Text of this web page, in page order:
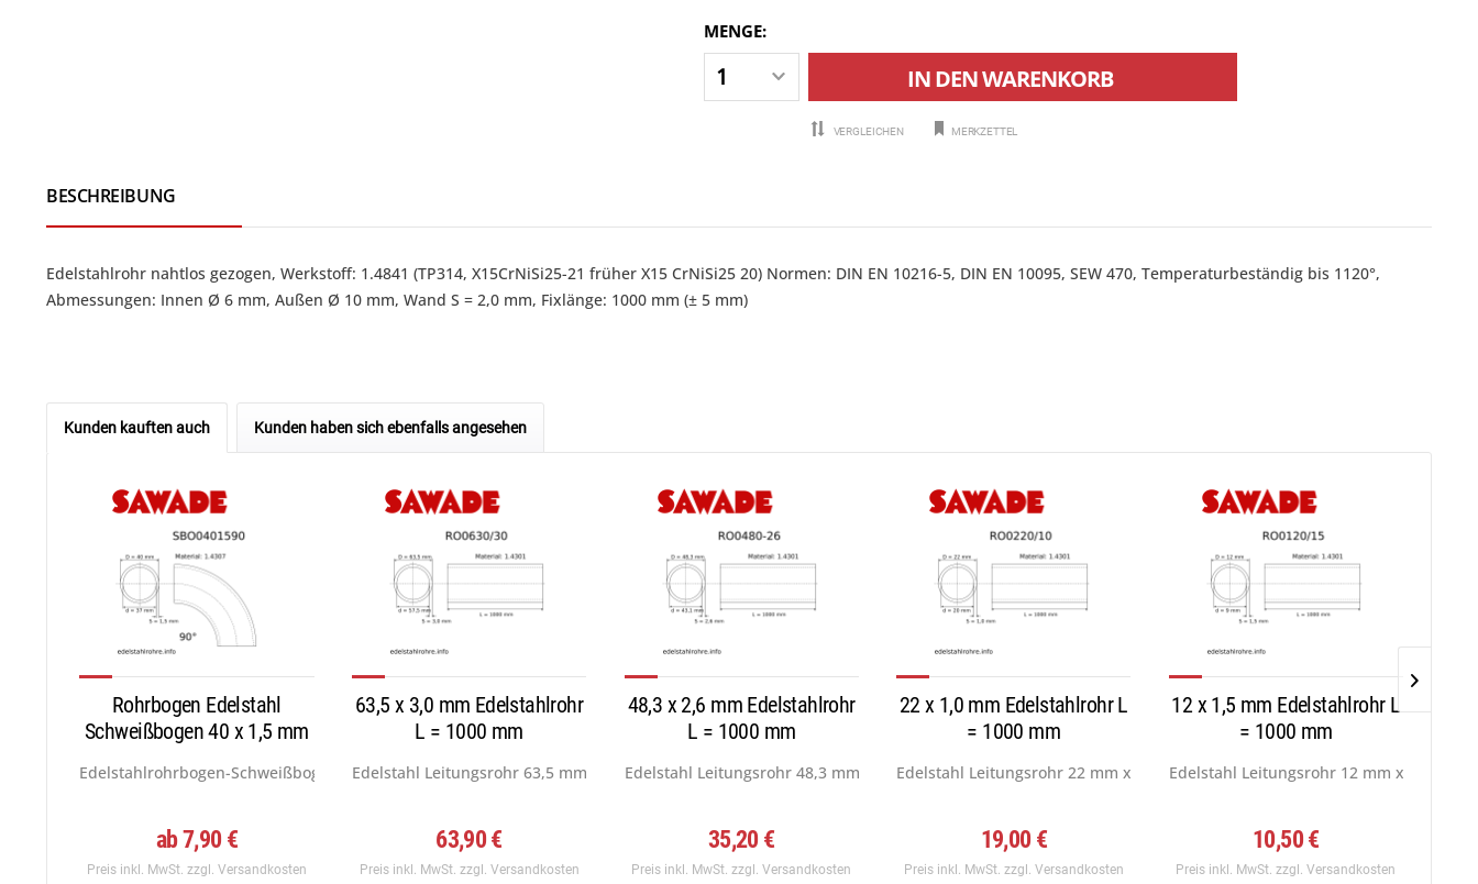
MENGE:
IN DENWARENKORB
VERGLEICHEN MERKZETTEL
BESCHREIBUNG
Edelstahlrohr nahtlos gezogen, Werkstoff: 1.4841 (TP314, X15CrNiSi25-21 früher X15 CrNiSi25 20) Normen: DIN EN 10216-5, DIN EN 10095, SEW 470, Temperaturbeständig bis 1120°,
Abmessungen: Innen Ø 6 mm, Außen Ø 10 mm, Wand S = 2,0 mm, Fixlänge: 1000 mm (± 5 mm)
Kunden kauften auch Kunden haben sich ebenfalls angesehen
Rohrbogen Edelstahl
Schweißbogen 40 x 1,5 mm
Edelstahlrohrbogen-Schweißbogen DN 40 - 40 x 1,5 mm...
ab 7,90 €
Preis inkl. MwSt. zzgl. Versandkosten
63,5 x 3,0 mm Edelstahlrohr
L = 1000 mm
Edelstahl Leitungsrohr 63,5 mm x 3,0 mm, Werkstoff:...
63,90 €
Preis inkl. MwSt. zzgl. Versandkosten
48,3 x 2,6 mm Edelstahlrohr
L = 1000 mm
Edelstahl Leitungsrohr 48,3 mm (NPS = 1½, DN = 40) x...
35,20 €
Preis inkl. MwSt.zzgl. Versandkosten
22 x 1,0 mm Edelstahlrohr L
= 1000 mm
Edelstahl Leitungsrohr 22 mm x 1,0 mm, Werkstoff:...
19,00 €
Preis inkl. MwSt. zzgl. Versandkosten
12 x 1,5 mm Edelstahlrohr L
= 1000 mm
Edelstahl Leitungsrohr 12 mm x 1,5 mm,
10,50 €
Preis inkl. MwSt.zzgl. Versandkosten